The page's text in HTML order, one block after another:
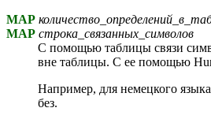
MAP
MAP строка_связанных_символов
С помощью таблицы связи
вне таблицы. С ее помощью
Например, для немецкого
без.